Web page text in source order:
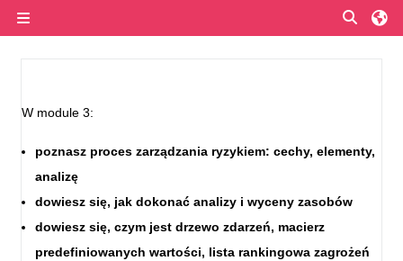
W module 3:
poznasz proces zarządzania ryzykiem: cechy, elementy,
analizę
dowiesz się, jak dokonać analizy i wyceny zasobów
dowiesz się, czym jest drzewo zdarzeń, macierz
predefiniowanych wartości, lista rankingowa zagrożeń